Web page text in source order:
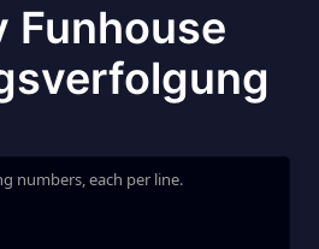
Funhouse
numbers, each per line.